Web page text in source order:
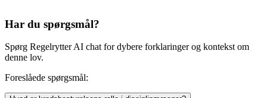
Har du spørgsmål?
Spørg Regelrytter AI chat for dybere forklaringer og kontekst om
denne lov.
Foreslåede spørgsmål: